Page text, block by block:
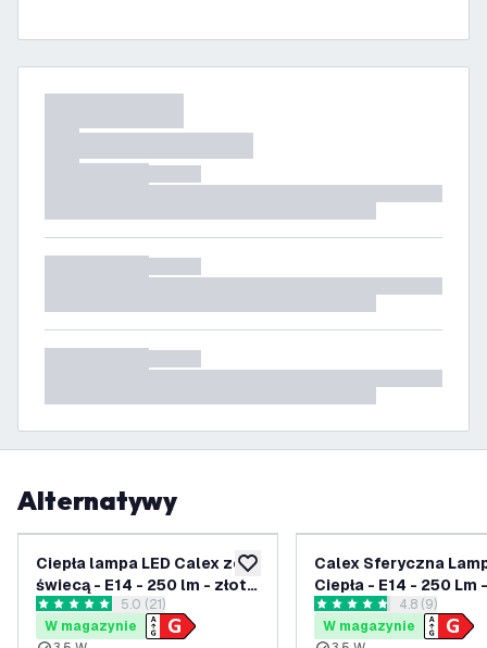
Alternatywy
dodaj do listy życzeń
Ciepła lampa LED Calex ze
świecą - E14 - 250 lm - złote
wykończenieotwórz panel recenzji
5 Gwiazdki oceny5.0 (21)
W magazynie
Calex Sferyczna
Ciepła - E14 - 250 Lm
Wykończenieotwórz panel
4.8 Gwiazdki oceny
4.8 (9)
W magazynie